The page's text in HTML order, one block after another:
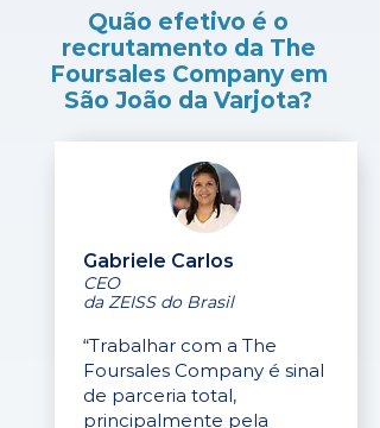
Quão efetivo é o
recrutamento da The
Foursales Company em
São João da Varjota?
Gabriele Carlos
CEO
da ZEISS do Brasil
“Trabalhar com a The
Foursales Company é sinal
de parceria total,
principalmente pela